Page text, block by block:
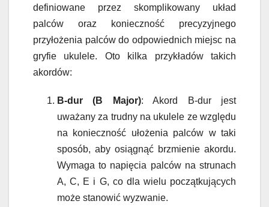
definiowane przez skomplikowany układ
palców oraz konieczność precyzyjnego
przyłożenia palców do odpowiednich miejsc na
gryfie ukulele. Oto kilka przykładów takich
akordów:
B-dur (B Major): Akord B-dur jest
uważany za trudny na ukulele ze względu
na konieczność ułożenia palców w taki
sposób, aby osiągnąć brzmienie akordu.
Wymaga to napięcia palców na strunach
A, C, E i G, co dla wielu początkujących
może stanowić wyzwanie.